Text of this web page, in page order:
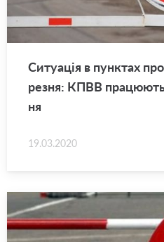
Си­ту­а­ція в пун­ктах
ре­зня: КПВВ
ня
19.03.2020